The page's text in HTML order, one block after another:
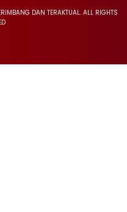
DAN TERAKTUAL. ALL RIGHTS